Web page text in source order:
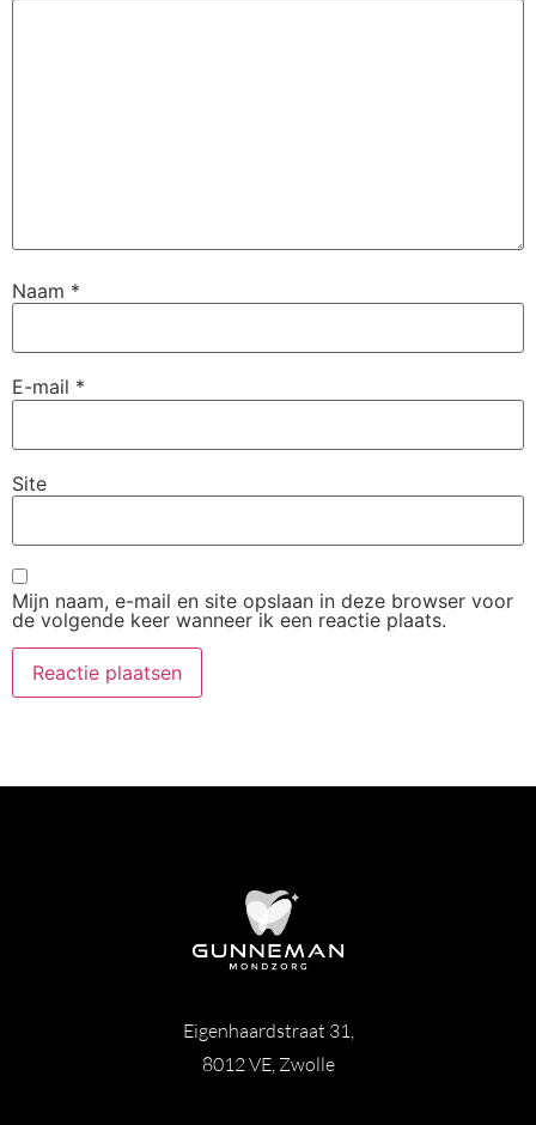
Naam *
E-mail *
Site
Mijn naam, e-mail en site opslaan in deze browser voor
de volgende keer wanneer ik een reactie plaats.
Eigenhaardstraat 31,
8012 VE, Zwolle